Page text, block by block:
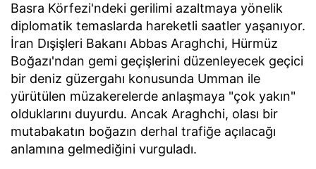
Basra Körfezi'ndeki gerilimi azaltmaya yönelik
diplomatik temaslarda hareketli saatler yaşanıyor.
İran Dışişleri Bakanı Abbas Araghchi, Hürmüz
Boğazı'ndan gemi geçişlerini düzenleyecek geçici
bir deniz güzergahı konusunda Umman ile
yürütülen müzakerelerde anlaşmaya "çok yakın"
olduklarını duyurdu. Ancak Araghchi, olası bir
mutabakatın boğazın derhal trafiğe açılacağı
anlamına gelmediğini vurguladı.